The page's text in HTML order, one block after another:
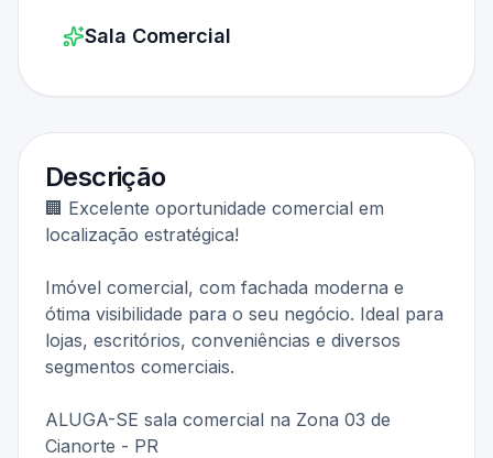
Sala Comercial
Descrição
🏢 Excelente oportunidade comercial em
localização estratégica!
Imóvel comercial, com fachada moderna e
ótima visibilidade para o seu negócio. Ideal para
lojas, escritórios, conveniências e diversos
segmentos comerciais.
ALUGA-SE sala comercial na Zona 03 de
Cianorte - PR